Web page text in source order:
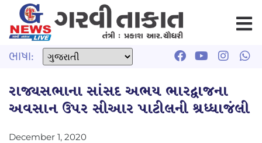
ભાષા:
રાજ્યસભાના સાંસદ અભય ભારદ્વાજના
અવસાન ઉપર સીઆર પાટીલની શ્રધ્ધાજંલી
December 1, 2020